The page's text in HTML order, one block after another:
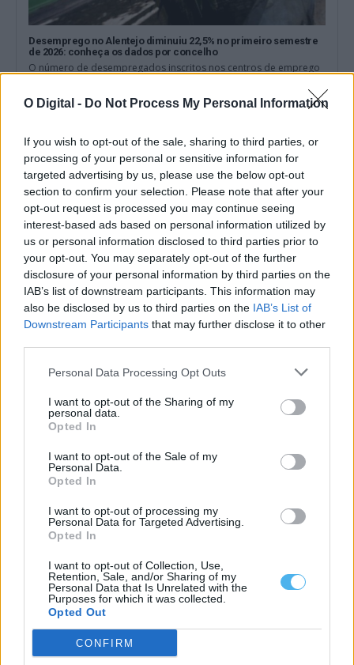
O Digital - Do Not Process My Personal Information
If you wish to opt-out of the sale, sharing to third parties, or
processing of your personal or sensitive information for
targeted advertising by us, please use the below opt-out
section to confirm your selection. Please note that after your
opt-out request is processed you may continue seeing
interest-based ads based on personal information utilized by
us or personal information disclosed to third parties prior to
your opt-out. You may separately opt-out of the further
disclosure of your personal information by third parties on the
IAB’s list of downstream participants. This information may
also be disclosed by us to third parties on the IAB’s List of
Downstream Participants that may further disclose it to other
Personal Data Processing Opt Outs
I want to opt-out of the Sharing of my
personal data.
Opted In
I want to opt-out of the Sale of my
Personal Data.
Opted In
I want to opt-out of processing my
Personal Data for Targeted Advertising.
Opted In
I want to opt-out of Collection, Use,
Retention, Sale, and/or Sharing of my
Personal Data that Is Unrelated with the
Purposes for which it was collected.
Opted Out
CONFIRM
Desemprego no Alentejo diminuiu 22,5% no primeiro semestre
de 2026: conheça os dados por concelho
O número de desempregados inscritos nos centros de emprego
6 Agosto, 2026 - 11:21
Entidades do Alentejo recebem 738,8 mil euros para projetos
de 738,8 mil euros...
EDIA lança estudo de 270 mil euros para avaliar ligação entre
Monte da Rocha e Santa Clara
A Empresa de Desenvolvimento e Infraestruturas do Alqueva
(EDIA) lançou um concurso público, com...